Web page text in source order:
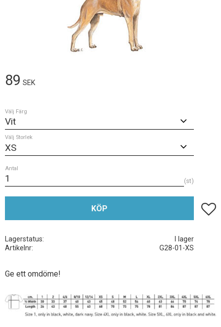
89 SEK
Välj Färg
Välj Storlek
Antal
st
KÖP Lägg
Lagerstatus
I lager
Artikelnr
G28-01-XS
Ge ett omdöme!